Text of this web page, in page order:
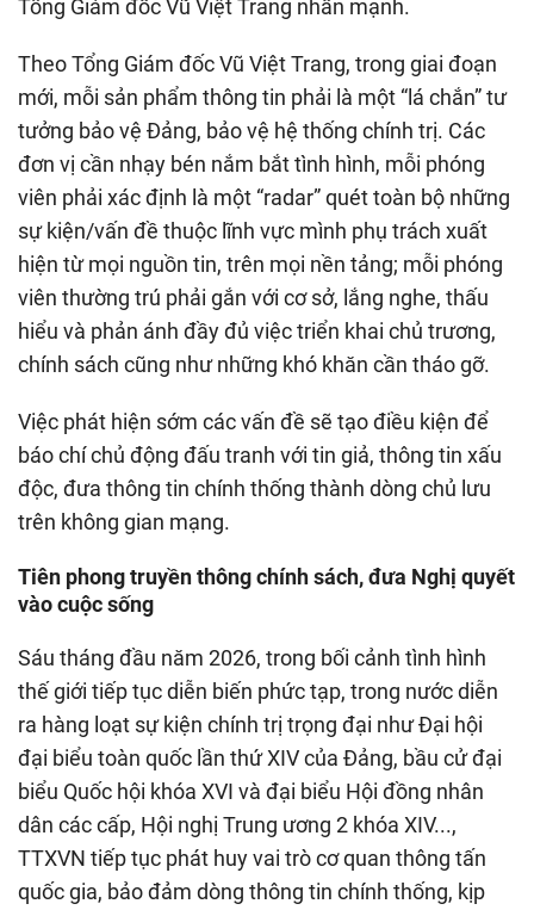
Tổng Giám đốc Vũ Việt Trang nhấn mạnh.
Theo Tổng Giám đốc Vũ Việt Trang, trong giai đoạn
mới, mỗi sản phẩm thông tin phải là một “lá chắn” tư
tưởng bảo vệ Đảng, bảo vệ hệ thống chính trị. Các
đơn vị cần nhạy bén nắm bắt tình hình, mỗi phóng
viên phải xác định là một “radar” quét toàn bộ những
sự kiện/vấn đề thuộc lĩnh vực mình phụ trách xuất
hiện từ mọi nguồn tin, trên mọi nền tảng; mỗi phóng
viên thường trú phải gắn với cơ sở, lắng nghe, thấu
hiểu và phản ánh đầy đủ việc triển khai chủ trương,
chính sách cũng như những khó khăn cần tháo gỡ.
Việc phát hiện sớm các vấn đề sẽ tạo điều kiện để
báo chí chủ động đấu tranh với tin giả, thông tin xấu
độc, đưa thông tin chính thống thành dòng chủ lưu
trên không gian mạng.
Tiên phong truyền thông chính sách, đưa Nghị quyết
vào cuộc sống
Sáu tháng đầu năm 2026, trong bối cảnh tình hình
thế giới tiếp tục diễn biến phức tạp, trong nước diễn
ra hàng loạt sự kiện chính trị trọng đại như Đại hội
đại biểu toàn quốc lần thứ XIV của Đảng, bầu cử đại
biểu Quốc hội khóa XVI và đại biểu Hội đồng nhân
dân các cấp, Hội nghị Trung ương 2 khóa XIV...,
TTXVN tiếp tục phát huy vai trò cơ quan thông tấn
quốc gia, bảo đảm dòng thông tin chính thống, kịp